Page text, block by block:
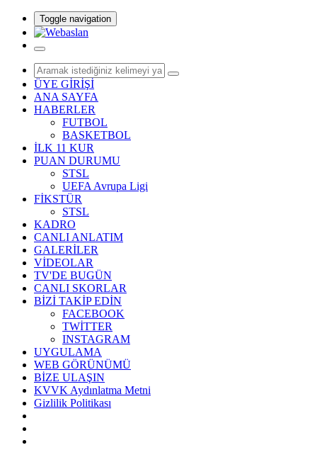
Toggle navigation
ÜYE GİRİŞİ
ANA SAYFA
HABERLER
FUTBOL
BASKETBOL
İLK 11 KUR
PUAN DURUMU
STSL
UEFA Avrupa Ligi
FİKSTÜR
STSL
KADRO
CANLI ANLATIM
GALERİLER
VİDEOLAR
TV'DE BUGÜN
CANLI SKORLAR
BİZİ TAKİP EDİN
FACEBOOK
TWİTTER
INSTAGRAM
UYGULAMA
WEB GÖRÜNÜMÜ
BİZE ULAŞIN
KVVK Aydınlatma Metni
Gizlilik Politikası